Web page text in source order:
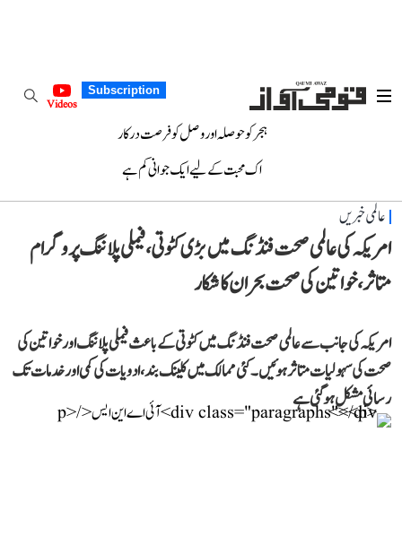
Subscription
Videos
ہجر کو حوصلہ اور وصل کو فرصت درکار
اک محبت کے لیے ایک جوانی کم ہے
عالمی خبریں
امریکہ کی عالمی صحت فنڈنگ میں بڑی کٹوتی، فیملی پلاننگ پروگرام
متاثر، خواتین کی صحت بحران کا شکار
امریکہ کی جانب سے عالمی صحت فنڈنگ میں کٹوتی کے باعث فیملی پلاننگ اور خواتین کی
صحت کی سہولیات متاثر ہوئیں۔ کئی ممالک میں کلینک بند، ادویات کی کمی اور خدمات تک
رسائی مشکل ہو گئی ہے